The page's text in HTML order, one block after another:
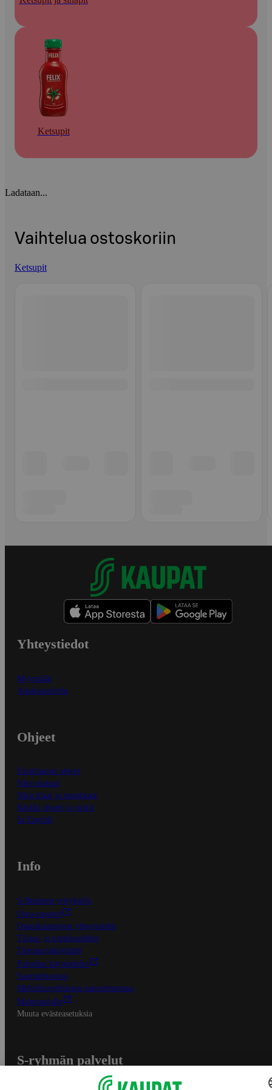
Ketsupit
Ladataan...
Vaihtelua ostoskoriin
Ketsupit
Yhteystiedot
Myymälät
Asiakaspalvelu
Ohjeet
Ensitilaajan ohjeet
Näin maksat
Näin tilaat ja muokkaat
Kaikki ohjeet ja vinkit
In English
Info
S-Business yrityksille
Oiva-raportit
Osuuskauppojen yhteystiedot
Tilaus- ja toimitusehdot
Tietosuojakäytäntö
Palvelun käyttöehdot
Saavutettavuus
Mobiilisovelluksen saavutettavuus
Mainostajalle
Muuta evästeasetuksia
S-ryhmän palvelut